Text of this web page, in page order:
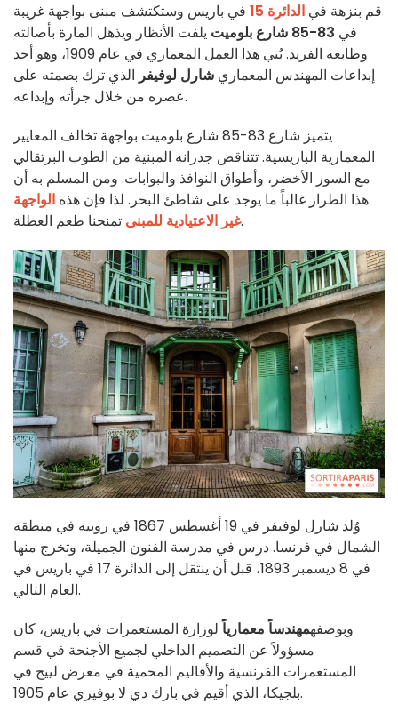
قم بنزهة في الدائرة 15
في باريس وستكتشف مبنى بواجهة غريبة
في 83-85 شارع بلوميت
يلفت الأنظار ويذهل المارة بأصالته
وطابعه الفريد. بُني هذا العمل المعماري في عام 1909، وهو أحد
إبداعات المهندس المعماري شارل لوفيفر الذي ترك بصمته على
عصره من خلال جرأته وإبداعه.
يتميز شارع 83-85 شارع بلوميت بواجهة تخالف المعايير
المعمارية الباريسية. تتناقض جدرانه المبنية من الطوب البرتقالي
مع السور الأخضر، وأطواق النوافذ والبوابات. ومن المسلم به أن
هذا الطراز غالباً ما يوجد على شاطئ البحر. لذا فإن هذه الواجهة
غير الاعتيادية للمبنىتمنحنا طعم العطلة.
وُلد شارل لوفيفر في 19 أغسطس 1867 في روبيه في منطقة
الشمال في فرنسا. درس في مدرسة الفنون الجميلة، وتخرج منها
في 8 ديسمبر 1893، قبل أن ينتقل إلى الدائرة 17 في باريس في
العام التالي.
وبوصفهمهندساً معمارياًلوزارة المستعمرات في باريس، كان
مسؤولاً عن التصميم الداخلي لجميع الأجنحة في قسم
المستعمرات الفرنسية والأقاليم المحمية في معرض لييج في
بلجيكا، الذي أقيم في بارك دي لا بوفيري عام 1905.